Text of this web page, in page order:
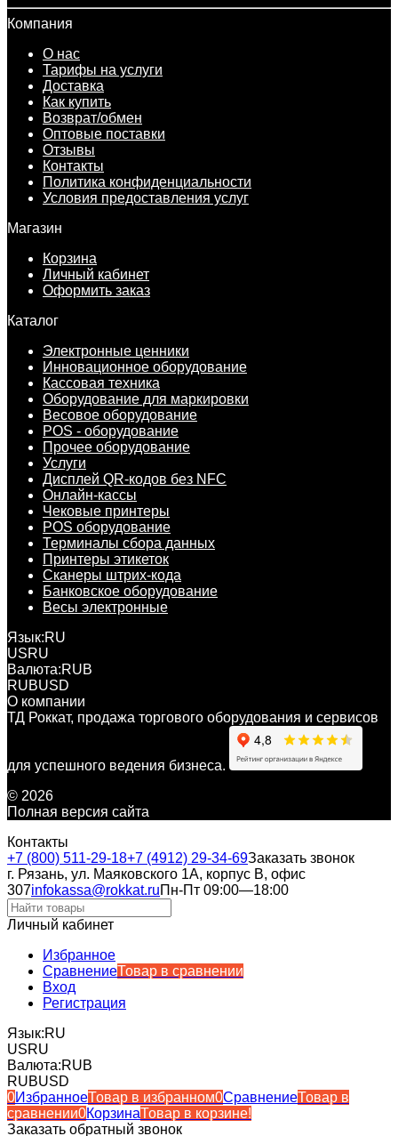
Компания
О нас
Тарифы на услуги
Доставка
Как купить
Возврат/обмен
Оптовые поставки
Отзывы
Контакты
Политика конфиденциальности
Условия предоставления услуг
Магазин
Корзина
Личный кабинет
Оформить заказ
Каталог
Электронные ценники
Инновационное оборудование
Кассовая техника
Оборудование для маркировки
Весовое оборудование
POS - оборудование
Прочее оборудование
Услуги
Дисплей QR-кодов без NFC
Онлайн-кассы
Чековые принтеры
POS оборудование
Терминалы сбора данных
Принтеры этикеток
Сканеры штрих-кода
Банковское оборудование
Весы электронные
Язык:RU
USRU
Валюта:RUB
RUBUSD
О компании
ТД Роккат, продажа торгового оборудования и сервисов
для успешного ведения бизнеса.
© 2026
Полная версия сайта
Контакты
+7 (800) 511-29-18+7 (4912) 29-34-69Заказать звонок
г. Рязань, ул. Маяковского 1А, корпус B, офис
307infokassa@rokkat.ruПн-Пт 09:00—18:00
Личный кабинет
Избранное
СравнениеТовар в сравнении
Вход
Регистрация
Язык:RU
USRU
Валюта:RUB
RUBUSD
0ИзбранноеТовар в избранном0СравнениеТовар в
сравнении0КорзинаТовар в корзине!
Заказать обратный звонок